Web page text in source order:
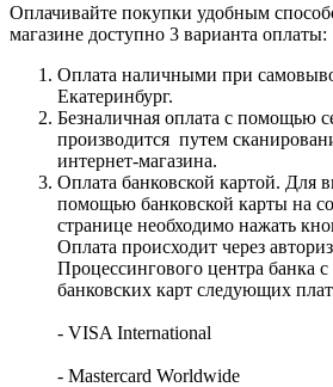
Оплачивайте покупки удобным
магазине доступно 3 варианта оплаты:
Оплата наличными при
Екатеринбург.
Безналичная оплата с помощью
производится путем
интернет-магазина.
Оплата банковской картой. Для
помощью банковской карты на
странице необходимо нажать
Оплата происходит через
Процессингового центра банка
банковских карт следующих
- VISA International
- Mastercard Worldwide